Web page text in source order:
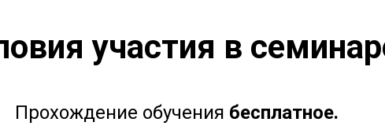
участия в
Прохождение обучения бесплатное.